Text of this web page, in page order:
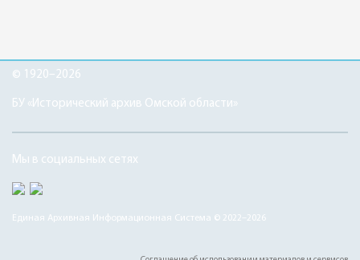
© 1920–2026
БУ «Исторический архив Омской области»
Мы в социальных сетях
Единая Архивная Информационная Система © 2022–2026